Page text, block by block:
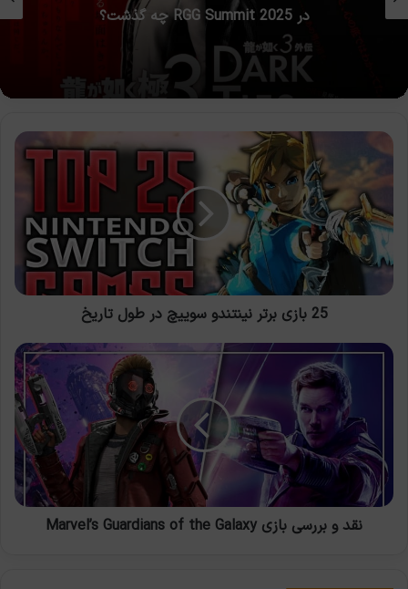
در RGG Summit 2025 چه گذشت؟
25
بازی
برتر
نینتندو
سوییچ
در
طول
تاریخ
25 بازی برتر نینتندو سوییچ در طول تاریخ
نقد
Marvel’s
Guardians
of
the
Galaxy
نقد و بررسی بازی Marvel’s Guardians of the Galaxy